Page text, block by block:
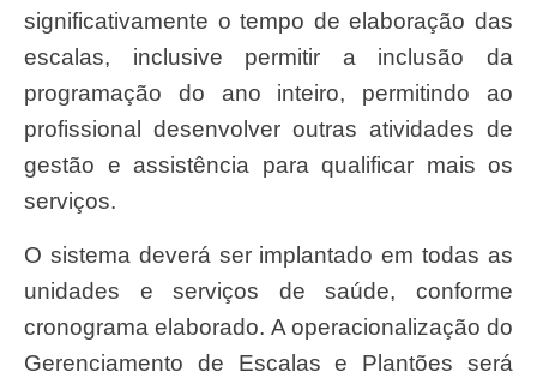
significativamente o tempo de elaboração das
escalas, inclusive permitir a inclusão da
programação do ano inteiro, permitindo ao
profissional desenvolver outras atividades de
gestão e assistência para qualificar mais os
serviços.
O sistema deverá ser implantado em todas as
unidades e serviços de saúde, conforme
cronograma elaborado. A operacionalização do
Gerenciamento de Escalas e Plantões será